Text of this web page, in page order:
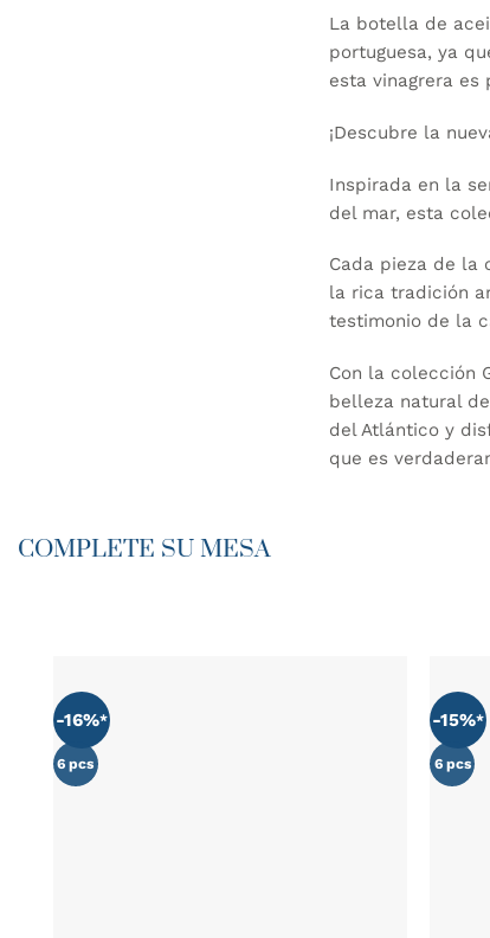
La botella de
portuguesa, ya
esta vinagrera es
¡Descubre la
Inspirada en la
del mar, esta
Cada pieza de la
la rica tradición
testimonio de la
Con la colección
belleza natural
del Atlántico y
que es
COMPLETE SU MESA
-16%
6 pcs
-15%
6 pcs